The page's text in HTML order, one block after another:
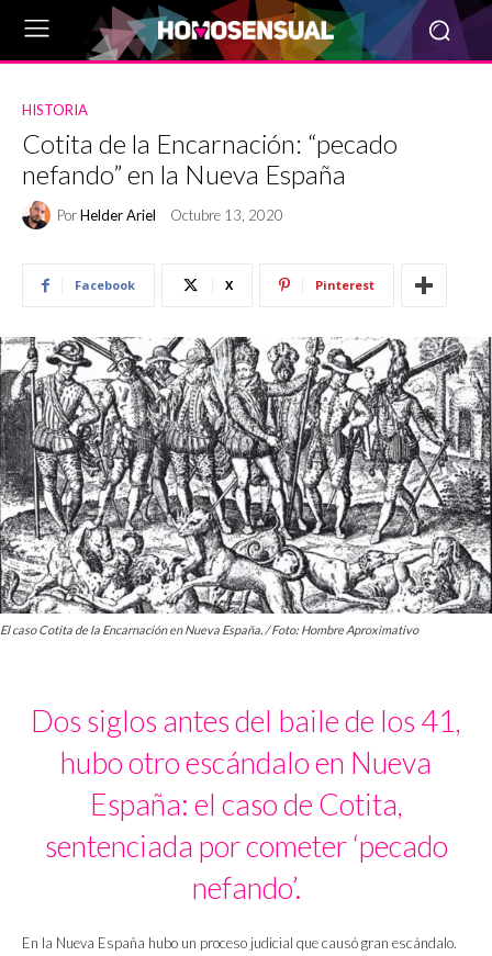
HISTORIA
Cotita de la Encarnación: “pecado
nefando” en la Nueva España
PorHelder Ariel Octubre 13, 2020
Facebook X Pinterest
El caso Cotita de la Encarnación en Nueva España. / Foto: Hombre Aproximativo
Dos siglos antes del baile de los 41,
hubo otro escándalo en Nueva
España: el caso de Cotita,
sentenciada por cometer ‘pecado
nefando’.
En la Nueva España hubo un proceso judicial que causó gran escándalo.